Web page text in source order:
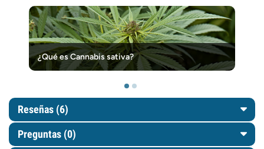
¿Qué es Cannabis sativa?
Reseñas (6)
Preguntas (0)